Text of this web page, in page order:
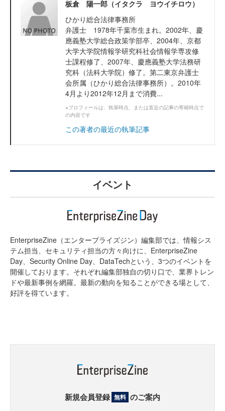
板倉 陽一郎（イタクラ ヨウイチロウ）
ひかり総合法律事務所
弁護士 1978年千葉市生まれ。2002年、慶
應義塾大学総合政策学部卒、2004年、京都
大学大学院情報学研究科社会情報学専攻修
士課程修了、2007年、慶應義塾大学法務研
究科（法科大学院）修了。第二東京弁護士
会所属（ひかり総合法律事務所）。2010年
4月より2012年12月まで消費...
※プロフィールは、執筆時点、または直近の記事の寄稿時点で
の内容です
この著者の最近の執筆記事
イベント
EnterpriseZine（エンタープライズジン）編集部では、情報シス
テム担当、セキュリティ担当の方々向けに、EnterpriseZine
Day、Security Online Day、DataTechという、3つのイベントを
開催しております。それぞれ編集部独自の切り口で、業界トレン
ドや最新事例を網羅。最新の動向を知ることができる場として、
好評を得ています。
新規会員登録 無料 のご案内